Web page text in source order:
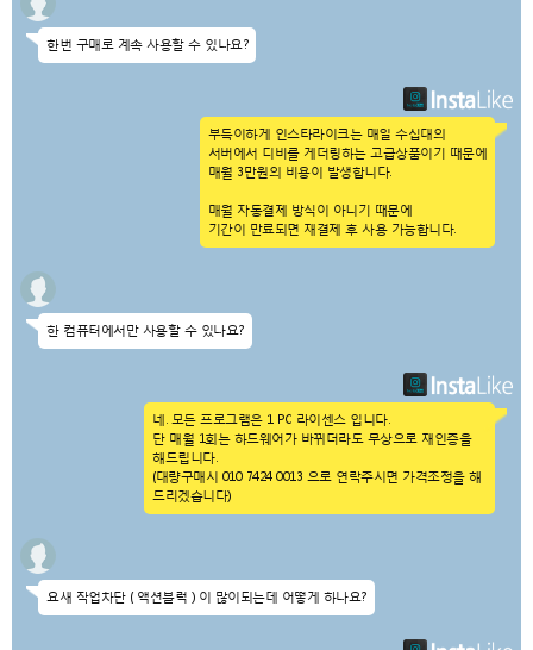
한번 구매로 계속 사용할 수 있나요?
부득이하게 인스타라이크는 매일 수십대의
서버에서 디비를 게더링하는 고급상품이기 때문에
매월 3만원의 비용이 발생합니다.
매월 자동결제 방식이 아니기 때문에
기간이 만료되면 재결제 후 사용 가능합니다.
한 컴퓨터에서만 사용할 수 있나요?
네. 모든 프로그램은 1 PC 라이센스 입니다.
단 매월 1회는 하드웨어가 바뀌더라도 무상으로 재인증을
해드립니다.
(대량구매시 010 7424 0013 으로 연락주시면 가격조정을 해
드리겠습니다)
요새 작업차단 ( 액션블럭 ) 이 많이되는데 어떻게 하나요?